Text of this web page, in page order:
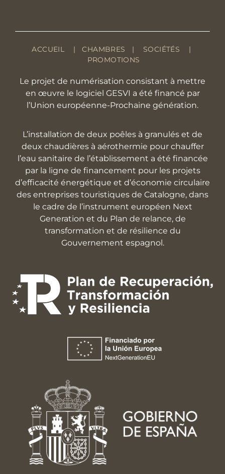
ACCUEIL | CHAMBRES | SOCIÉTÉS
|
PROMOTIONS
Le projet de numérisation consistant à mettre
en œuvre le logiciel GESVI a été financé par
l’Union européenne-Prochaine génération.
L’installation de deux poêles à granulés et de
deux chaudières à aérothermie pour chauffer
l’eau sanitaire de l’établissement a été financée
par la ligne de financement pour les projets
d’efficacité énergétique et d’économie circulaire
des entreprises touristiques de Catalogne, dans
le cadre de l’instrument européen Next
Generation et du Plan de relance, de
transformation et de résilience du
Gouvernement espagnol.